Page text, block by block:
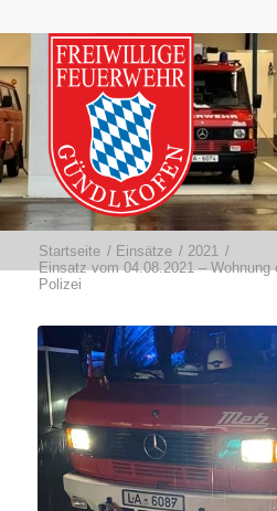
Startseite / Einsätze / 2021 /
Einsatz vom 04.08.2021 – Wohnung
Polizei